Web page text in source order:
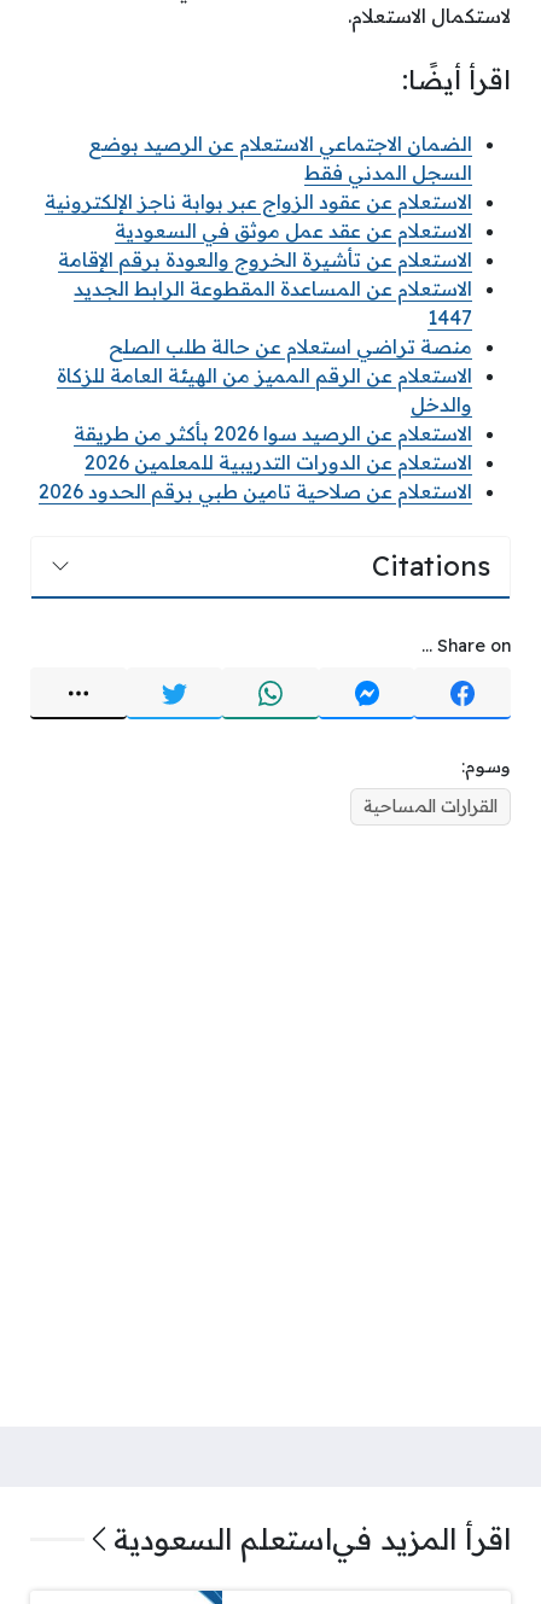
لاستكمال الاستعلام.
اقرأ أيضًا:
الضمان الاجتماعي الاستعلام عن الرصيد بوضع
السجل المدني فقط
الاستعلام عن عقود الزواج عبر بوابة ناجز الإلكترونية
الاستعلام عن عقد عمل موثق في السعودية
الاستعلام عن تأشيرة الخروج والعودة برقم الإقامة
الاستعلام عن المساعدة المقطوعة الرابط الجديد
1447
منصة تراضي استعلام عن حالة طلب الصلح
الاستعلام عن الرقم المميز من الهيئة العامة للزكاة
والدخل
الاستعلام عن الرصيد سوا 2026 بأكثر من طريقة
الاستعلام عن الدورات التدريبية للمعلمين 2026
الاستعلام عن صلاحية تامين طبي برقم الحدود 2026
Citations
Share on ...
وسوم:
القرارات المساحية
اقرأ المزيد فياستعلم السعودية